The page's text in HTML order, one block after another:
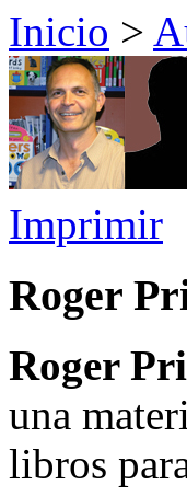
Inicio >
Imprimir
Roger
Roger
una
libros